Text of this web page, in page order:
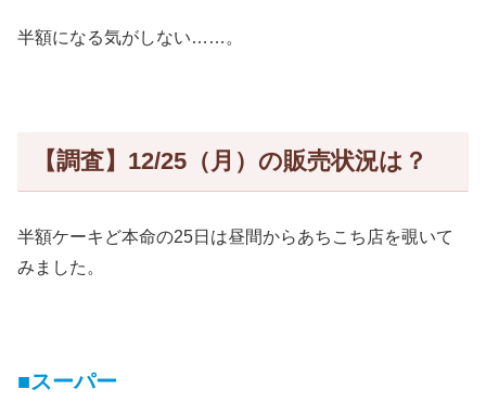
半額になる気がしない……。
【調査】12/25（月）の販売状況は？
半額ケーキど本命の25日は昼間からあちこち店を覗いて
みました。
■スーパー